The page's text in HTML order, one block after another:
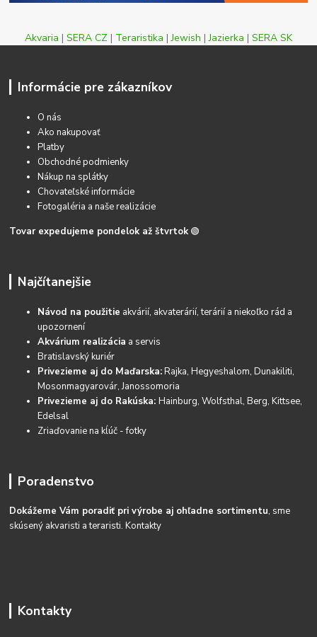
Akvaria | SERA CZ | Teraristika |Jewish |Jazierka | SERA SK
Informácie pre zákazníkov
O nás
Ako nakupovať
Platby
Obchodné podmienky
Nákup na splátky
Chovateľské informácie
Fotogaléria a naše realizácie
Tovar expedujeme pondelok až štvrtok 🟢
Najčítanejšie
Návod na použitie akvárií, akvaterárií, terárií a niekoľko rád a
upozornení
Akvárium realizácia a servis
Bratislavský kuriér
Privezieme aj do Maďarska:Rajka, Hegyeshalom, Dunakiliti,
Mosonmagyarovár, Janossomoria
Privezieme aj do Rakúska:Hainburg, Wolfsthal, Berg, Kittsee,
Edelsal
Zriaďovanie na kĺúč - fotky
Poradenstvo
Dokážeme Vám poradiť pri výrobe aj ohľadne sortimentu, sme
skúsený akvaristi a teraristi.Kontakty
Kontakty